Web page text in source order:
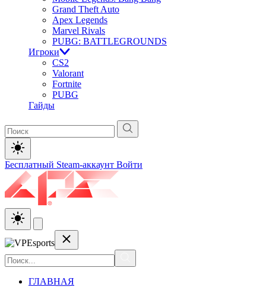
Grand Theft Auto
Apex Legends
Marvel Rivals
PUBG: BATTLEGROUNDS
Игроки
CS2
Valorant
Fortnite
PUBG
Гайды
Бесплатный Steam-аккаунт Войти
ГЛАВНАЯ